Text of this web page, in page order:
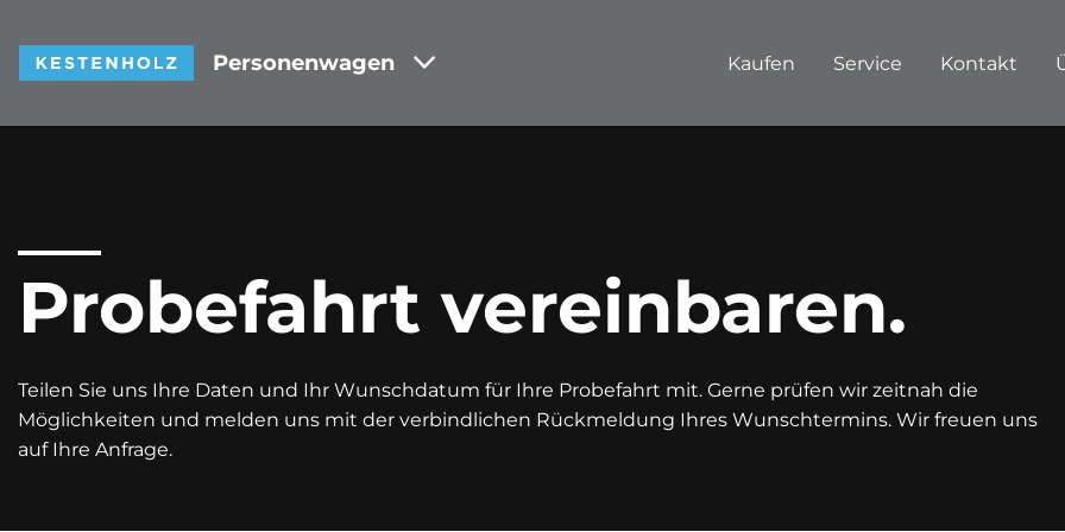
Personenwagen Kaufen Service Kontakt
Probefahrt vereinbaren.
Teilen Sie uns Ihre Daten und Ihr Wunschdatum für Ihre Probefahrt mit. Gerne prüfen wir zeitnah die
Möglichkeiten und melden uns mit der verbindlichen Rückmeldung Ihres Wunschtermins. Wir freuen uns
auf Ihre Anfrage.